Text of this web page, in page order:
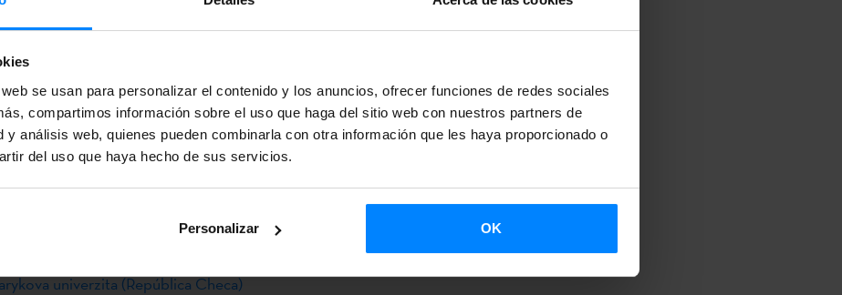
se usan para personalizar el contenido y los anuncios, ofrecer funciones de redes sociales
compartimos información sobre el uso que haga del sitio web con nuestros partners de
y análisis web, quienes pueden combinarla con otra información que les haya proporcionado o
del uso que haya hecho de sus servicios.
Personalizar OK
vídeo favoritohasta el 1 de marzo!El mismo día comunicaremos
as.
bat Euskal Etxea Buenos Aires (Argentina)
Euskal Etxea, Buenos Aires (Argentina)
Txoko Centro Vasco Valladolid (I)
Euskal Etxea (Perú)
univerzita (República Checa)